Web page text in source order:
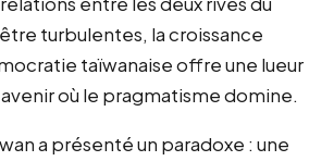
turbulentes, la croissance
taïwanaise offre une lueur
où le pragmatisme domine.
a présenté un paradoxe : une